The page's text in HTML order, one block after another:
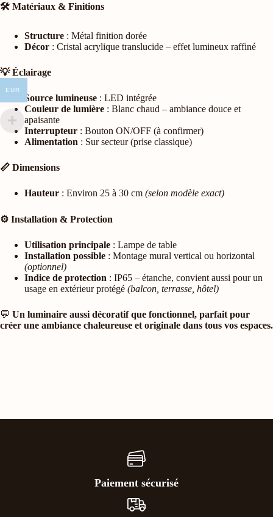
🛠️ Matériaux & Finitions
Structure : Métal finition dorée
Décor : Cristal acrylique translucide – effet lumineux raffiné
💡 Éclairage
Source lumineuse : LED intégrée
Couleur de lumière : Blanc chaud – ambiance douce et
apaisante
Interrupteur : Bouton ON/OFF (à confirmer)
Alimentation : Sur secteur (prise classique)
📏 Dimensions
Hauteur : Environ 25 à 30 cm (selon modèle exact)
⚙️ Installation & Protection
Utilisation principale : Lampe de table
Installation possible : Montage mural vertical ou horizontal
(optionnel)
Indice de protection : IP65 – étanche, convient aussi pour un
usage en extérieur protégé (balcon, terrasse, hôtel)
💬 Un luminaire aussi décoratif que fonctionnel, parfait pour
créer une ambiance chaleureuse et originale dans tous vos espaces.
Paiement sécurisé
EUR